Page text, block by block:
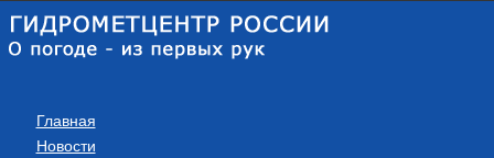
Главная
Новости